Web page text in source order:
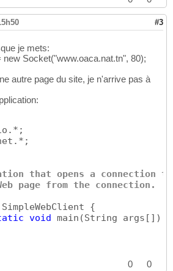
#3
je mets:
Socket("www.oaca.nat.tn", 80);
autre page du site, je n'arrive pas à
that opens a connection to
page from the connection.
SimpleWebClient {
void main (String args [ ] )
// Open a client socket
0 0